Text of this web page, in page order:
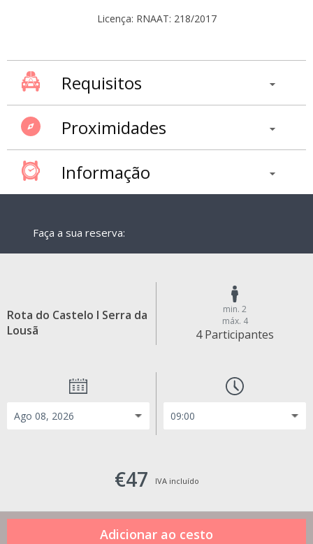
Licença: RNAAT: 218/2017
Requisitos
Proximidades
Informação
Faça a sua reserva:
Rota do Castelo I Serra da
Lousã
min. 2
máx. 4
4 Participantes
€47 IVA incluído